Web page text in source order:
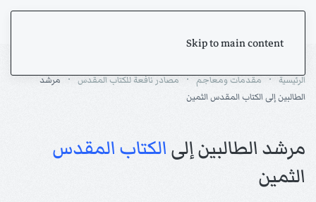
Skip to main content
الرئيسية مقدمات ومعاجم مصادر نافعة للكتاب المقدس
مرشد
الطالبين إلى الكتاب المقدس الثمين
مرشد الطالبين إلىالكتاب المقدس
الثمين